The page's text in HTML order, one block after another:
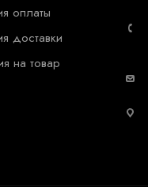
оплаты
доставки
на товар